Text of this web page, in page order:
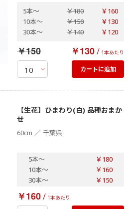
5本～ ￥180
￥160
10本～ ￥150
￥130
30本～ ￥140 ￥120
￥150 ￥130/ 1本あたり
カートに追加
【生花】ひまわり(白) 品種おまか
せ
60cm ／ 千葉県
5本～
￥180
10本～
￥160
30本～ ￥150
￥160/ 1本あたり